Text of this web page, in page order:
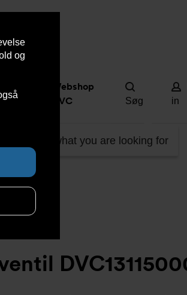
og
Webshop
DVC
Find what you are looking for
Søg
in
DVC1311500040